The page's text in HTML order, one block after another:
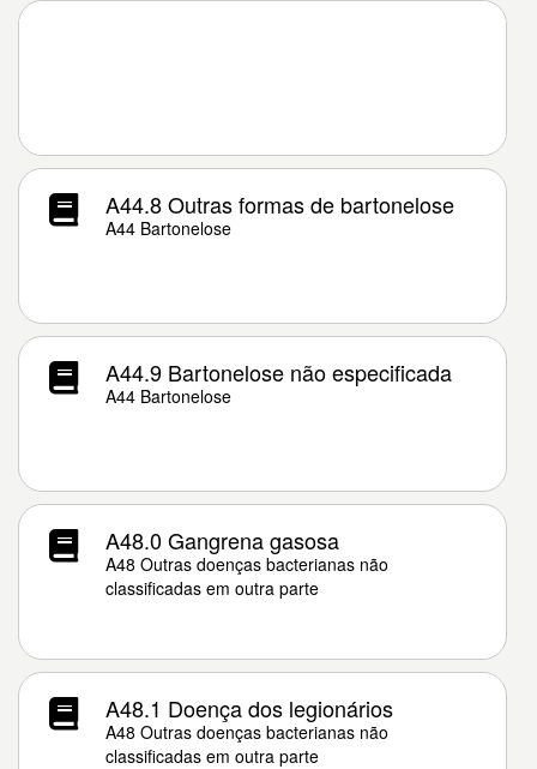
A44.8 Outras formas de bartonelose
A44 Bartonelose
A44.9 Bartonelose não especificada
A44 Bartonelose
A48.0 Gangrena gasosa
A48 Outras doenças bacterianas não
classificadas em outra parte
A48.1 Doença dos legionários
A48 Outras doenças bacterianas não
classificadas em outra parte